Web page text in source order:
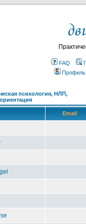
FAQ
Профиль
психология, НЛП,
Email